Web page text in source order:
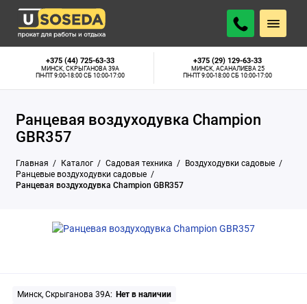
+375 (44) 725-63-33
МИНСК, СКРЫГАНОВА 39А
ПН-ПТ 9:00-18:00 СБ 10:00-17:00
+375 (29) 129-63-33
МИНСК, АСАНАЛИЕВА 25
ПН-ПТ 9:00-18:00 СБ 10:00-17:00
Ранцевая воздуходувка Champion
GBR357
Главная Каталог Садовая техника
Воздуходувки садовые
Ранцевые воздуходувки садовые
Ранцевая воздуходувка Champion GBR357
Минск, Скрыганова 39А: Нет в наличии
Минск, Скрыганова 39А:
Нет в наличии
Минск, Асаналиева 25: Нет в наличии
ПОДОБРАТЬ АНАЛОГ